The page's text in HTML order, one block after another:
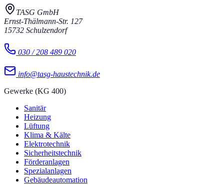
TASG GmbH
Ernst-Thälmann-Str. 127
15732 Schulzendorf
030 / 208 489 020
info@tasg-haustechnik.de
Gewerke (KG 400)
Sanitär
Heizung
Lüftung
Klima & Kälte
Elektrotechnik
Sicherheitstechnik
Förderanlagen
Spezialanlagen
Gebäudeautomation